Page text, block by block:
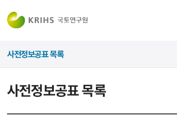
사전정보공표 목록
사전정보공표 목록